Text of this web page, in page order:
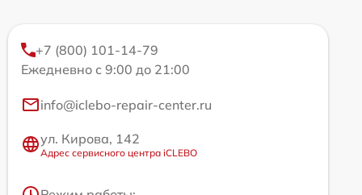
+7 (800) 101-14-79
Ежедневно с 9:00 до 21:00
info@iclebo-repair-center.ru
ул. Кирова, 142
Адрес сервисного центра iCLEBO